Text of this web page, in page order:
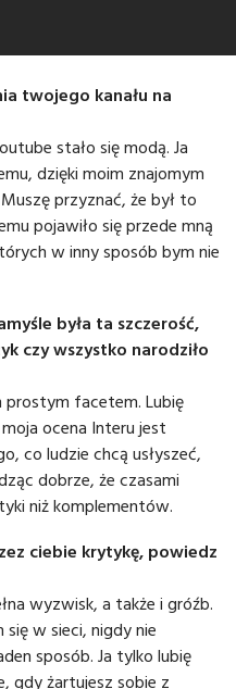
twojego kanału na
stało się modą. Ja
dzięki moim znajomym
przyznać, że był to
pojawiło się przede mną
w inny sposób bym nie
była ta szczerość,
czy wszystko narodziło
prostym facetem. Lubię
ocena Interu jest
co ludzie chcą usłyszeć,
dobrze, że czasami
niż komplementów.
ciebie krytykę, powiedz
wyzwisk, a także i gróźb.
w sieci, nigdy nie
sposób. Ja tylko lubię
gdy żartujesz sobie z